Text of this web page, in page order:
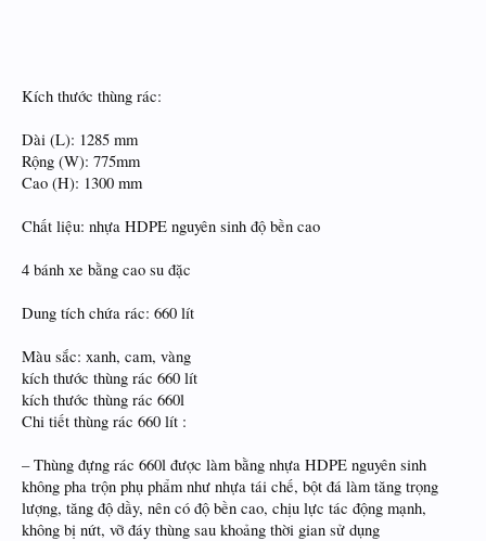
Kích thước thùng rác:
Dài (L): 1285 mm
Rộng (W): 775mm
Cao (H): 1300 mm
Chất liệu: nhựa HDPE nguyên sinh độ bền cao
4 bánh xe bằng cao su đặc
Dung tích chứa rác: 660 lít
Màu sắc: xanh, cam, vàng
kích thước thùng rác 660 lít
kích thước thùng rác 660l
Chi tiết thùng rác 660 lít :
– Thùng đựng rác 660l được làm bằng nhựa HDPE nguyên sinh
không pha trộn phụ phẩm như nhựa tái chế, bột đá làm tăng trọng
lượng, tăng độ dầy, nên có độ bền cao, chịu lực tác động mạnh,
không bị nứt, vỡ đáy thùng sau khoảng thời gian sử dụng